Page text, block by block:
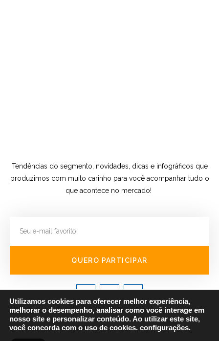
Tendências do segmento, novidades, dicas e infográficos que
produzimos com muito carinho para você acompanhar tudo o
que acontece no mercado!
QUERO PARTICIPAR
© 2019 Todos os direitos reservados Lightprint Etiquetas Adesivas
Utilizamos cookies para oferecer melhor experiência,
melhorar o desempenho, analisar como você interage em
nosso site e personalizar conteúdo. Ao utilizar este site,
você concorda com o uso de cookies. configurações.